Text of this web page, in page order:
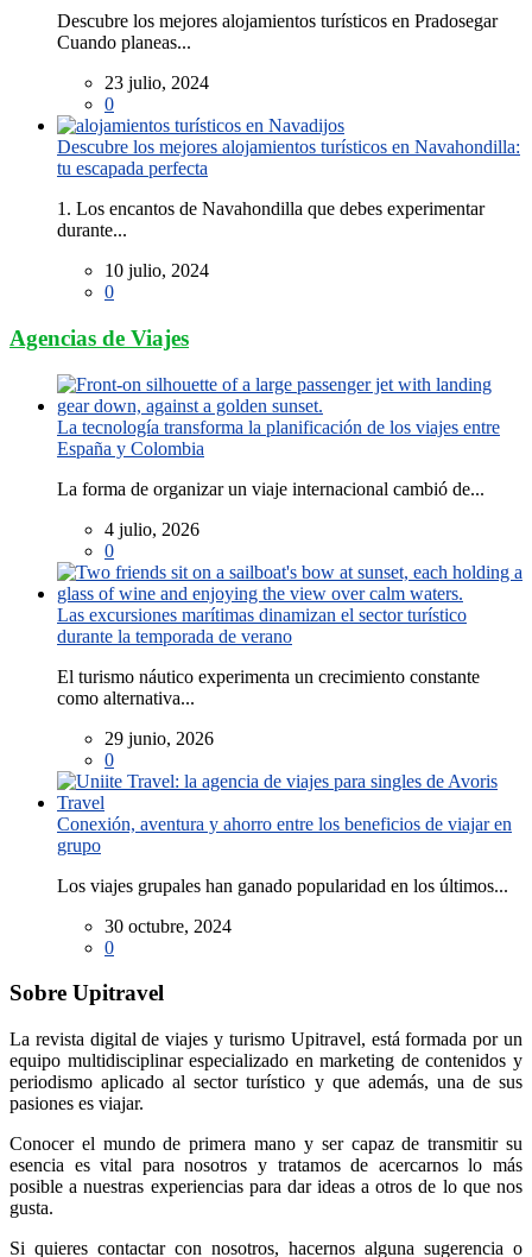
Descubre los mejores alojamientos turísticos en Pradosegar
Cuando planeas...
23 julio, 2024
0
Descubre los mejores alojamientos turísticos en Navahondilla:
tu escapada perfecta
1. Los encantos de Navahondilla que debes experimentar
durante...
10 julio, 2024
0
Agencias de Viajes
La tecnología transforma la planificación de los viajes entre
España y Colombia
La forma de organizar un viaje internacional cambió de...
4 julio, 2026
0
Las excursiones marítimas dinamizan el sector turístico
durante la temporada de verano
El turismo náutico experimenta un crecimiento constante
como alternativa...
29 junio, 2026
0
Conexión, aventura y ahorro entre los beneficios de viajar en
grupo
Los viajes grupales han ganado popularidad en los últimos...
30 octubre, 2024
0
Sobre Upitravel
La revista digital de viajes y turismo Upitravel, está formada por un
equipo multidisciplinar especializado en marketing de contenidos y
periodismo aplicado al sector turístico y que además, una de sus
pasiones es viajar.
Conocer el mundo de primera mano y ser capaz de transmitir su
esencia es vital para nosotros y tratamos de acercarnos lo más
posible a nuestras experiencias para dar ideas a otros de lo que nos
gusta.
Si quieres contactar con nosotros, hacernos alguna sugerencia o